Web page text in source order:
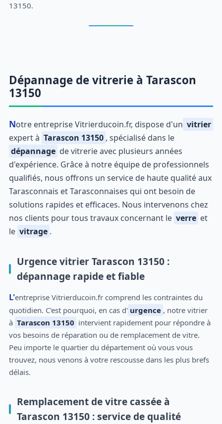
13150.
Dépannage de vitrerie à Tarascon
13150
Notre entreprise Vitrierducoin.fr, dispose d'un vitrier
expert à Tarascon 13150 , spécialisé dans le
dépannage de vitrerie avec plusieurs années
d'expérience. Grâce à notre équipe de professionnels
qualifiés, nous offrons un service de haute qualité aux
Tarasconnais et Tarasconnaises qui ont besoin de
solutions rapides et efficaces. Nous intervenons chez
nos clients pour tous travaux concernant le verre et
le vitrage .
Urgence vitrier Tarascon 13150 :
dépannage rapide et fiable
L'entreprise Vitrierducoin.fr comprend les contraintes du
quotidien. C'est pourquoi, en cas d' urgence , notre vitrier
à Tarascon 13150 intervient rapidement pour répondre à
vos besoins de réparation ou de remplacement de vitre.
Peu importe le quartier du département où vous vous
trouvez, nous venons à votre rescousse dans les plus brefs
délais.
Remplacement de vitre cassée à
Tarascon 13150 : service de qualité